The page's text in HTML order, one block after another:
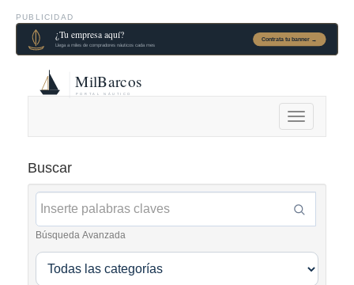
PUBLICIDAD
Alternar
navegación
Buscar
Búsqueda Avanzada